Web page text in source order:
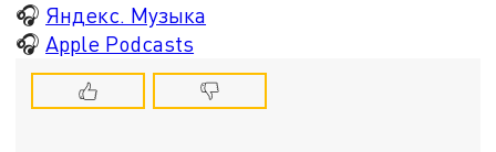
🎧 Яндекс. Музыка
🎧Apple Podcasts